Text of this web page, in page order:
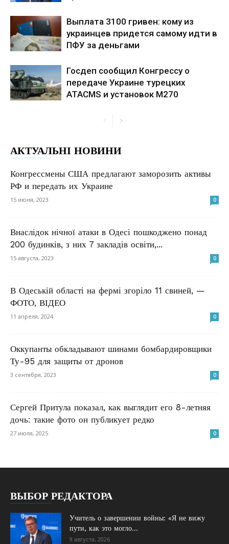
Выплата 3100 гривен: кому из
украинцев придется самому идти в
ПФУ за деньгами
Госдеп сообщил Конгрессу о
передаче Украине турецких
ATACMS и установок M270
АКТУАЛЬНІ НОВИНИ
Конгрессмены США предлагают заморозить активы
РФ и передать их Украине
15 июня, 2023 0
Внаслідок нічної атаки в Одесі пошкоджено понад
200 будинків, з них 7 закладів освіти,...
15 августа, 2023 0
В Одеській області на фермі згоріло 11 свиней, —
ФОТО, ВІДЕО
11 апреля, 2024 0
Оккупанты обкладывают шинами бомбардировщики
Ту-95 для защиты от дронов
3 сентября, 2023 0
Сергей Притула показал, как выглядит его 8-летняя
дочь: такие фото он публикует редко
27 июля, 2025 0
ВЫБОР РЕДАКТОРА
Учитель о завершении войны: «Я не вижу
пути, как это могло...
9 августа, 2026